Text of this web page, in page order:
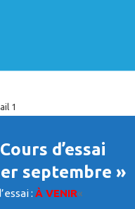
d’essai
septembre »
: À VENIR«